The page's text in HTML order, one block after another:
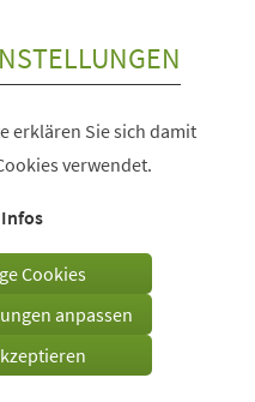
erklären Sie sich damit
verwendet.
Cookies
anpassen